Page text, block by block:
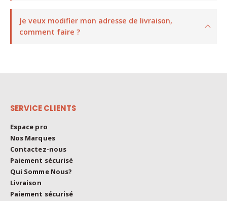
Je veux modifier mon adresse de livraison,
comment faire ?
SERVICE CLIENTS
Espace pro
Nos Marques
Contactez-nous
Paiement sécurisé
Qui Somme Nous?
Livraison
Paiement sécurisé